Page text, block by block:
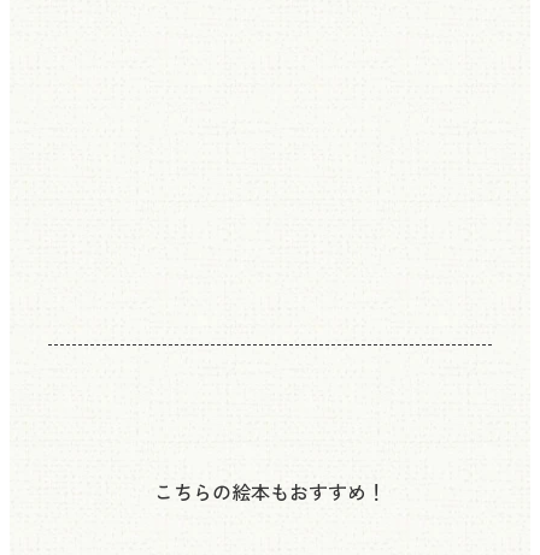
こちらの絵本もおすすめ！